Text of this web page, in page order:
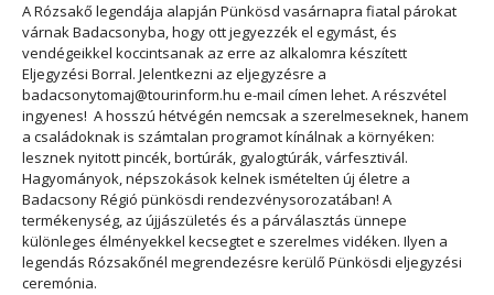
A Rózsakő legendája alapján Pünkösd vasárnapra fiatal párokat
várnak Badacsonyba, hogy ott jegyezzék el egymást, és
vendégeikkel koccintsanak az erre az alkalomra készített
Eljegyzési Borral. Jelentkezni az eljegyzésre a
badacsonytomaj@tourinform.hu e-mail címen lehet. A részvétel
ingyenes! A hosszú hétvégén nemcsak a szerelmeseknek, hanem
a családoknak is számtalan programot kínálnak a környéken:
lesznek nyitott pincék, bortúrák, gyalogtúrák, várfesztivál.
Hagyományok, népszokások kelnek ismételten új életre a
Badacsony Régió pünkösdi rendezvénysorozatában! A
termékenység, az újjászületés és a párválasztás ünnepe
különleges élményekkel kecsegtet e szerelmes vidéken. Ilyen a
legendás Rózsakőnél megrendezésre kerülő Pünkösdi eljegyzési
ceremónia.